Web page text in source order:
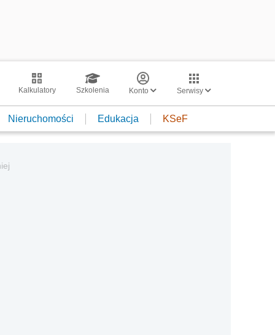
Kalkulatory Szkolenia Konto Serwisy
Nieruchomości Edukacja KSeF